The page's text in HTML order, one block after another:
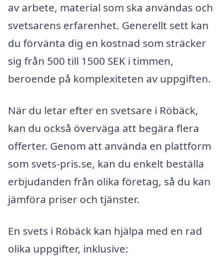
av arbete, material som ska användas och
svetsarens erfarenhet. Generellt sett kan
du förvänta dig en kostnad som sträcker
sig från 500 till 1500 SEK i timmen,
beroende på komplexiteten av uppgiften.
När du letar efter en svetsare i Röbäck,
kan du också överväga att begära flera
offerter. Genom att använda en plattform
som svets-pris.se, kan du enkelt beställa
erbjudanden från olika företag, så du kan
jämföra priser och tjänster.
En svets i Röbäck kan hjälpa med en rad
olika uppgifter, inklusive: